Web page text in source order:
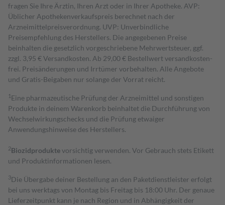
fragen Sie Ihre Ärztin, Ihren Arzt oder in Ihrer Apotheke. AVP:
Üblicher Apothekenverkaufspreis berechnet nach der
Arzneimittelpreisverordnung. UVP: Unverbindliche
Preisempfehlung des Herstellers. Die angegebenen Preise
beinhalten die gesetzlich vorgeschriebene Mehrwertsteuer, ggf.
zzgl. 3,95 € Versandkosten. Ab 29,00 € Bestell­wert versand­kosten­
frei. Preisänderungen und Irrtümer vorbehalten. Alle Angebote
und Gratis-Beigaben nur solange der Vorrat reicht.
1 Eine pharmazeutische Prüfung der Arzneimittel und sonstigen
Produkte in deinem Warenkorb beinhaltet die Durchführung von
Wechselwirkungschecks und die Prüfung etwaiger
Anwendungshinweise des Herstellers.
2Biozidproduktevorsichtig verwenden. Vor Gebrauch stets Etikett
und Produktinformationen lesen.
3Die Übergabe deiner Bestellung an den Paketdienstleister erfolgt
bei uns werktags von Montag bis Freitag bis 18:00 Uhr. Der genaue
Lieferzeitpunkt kann je nach Region und in Abhängigkeit der